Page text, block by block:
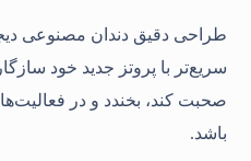
طراحی دقیق دندان مصنوعی
سریع‌تر با پروتز جدید خود
صحبت کند، بخندد و در
باشد.